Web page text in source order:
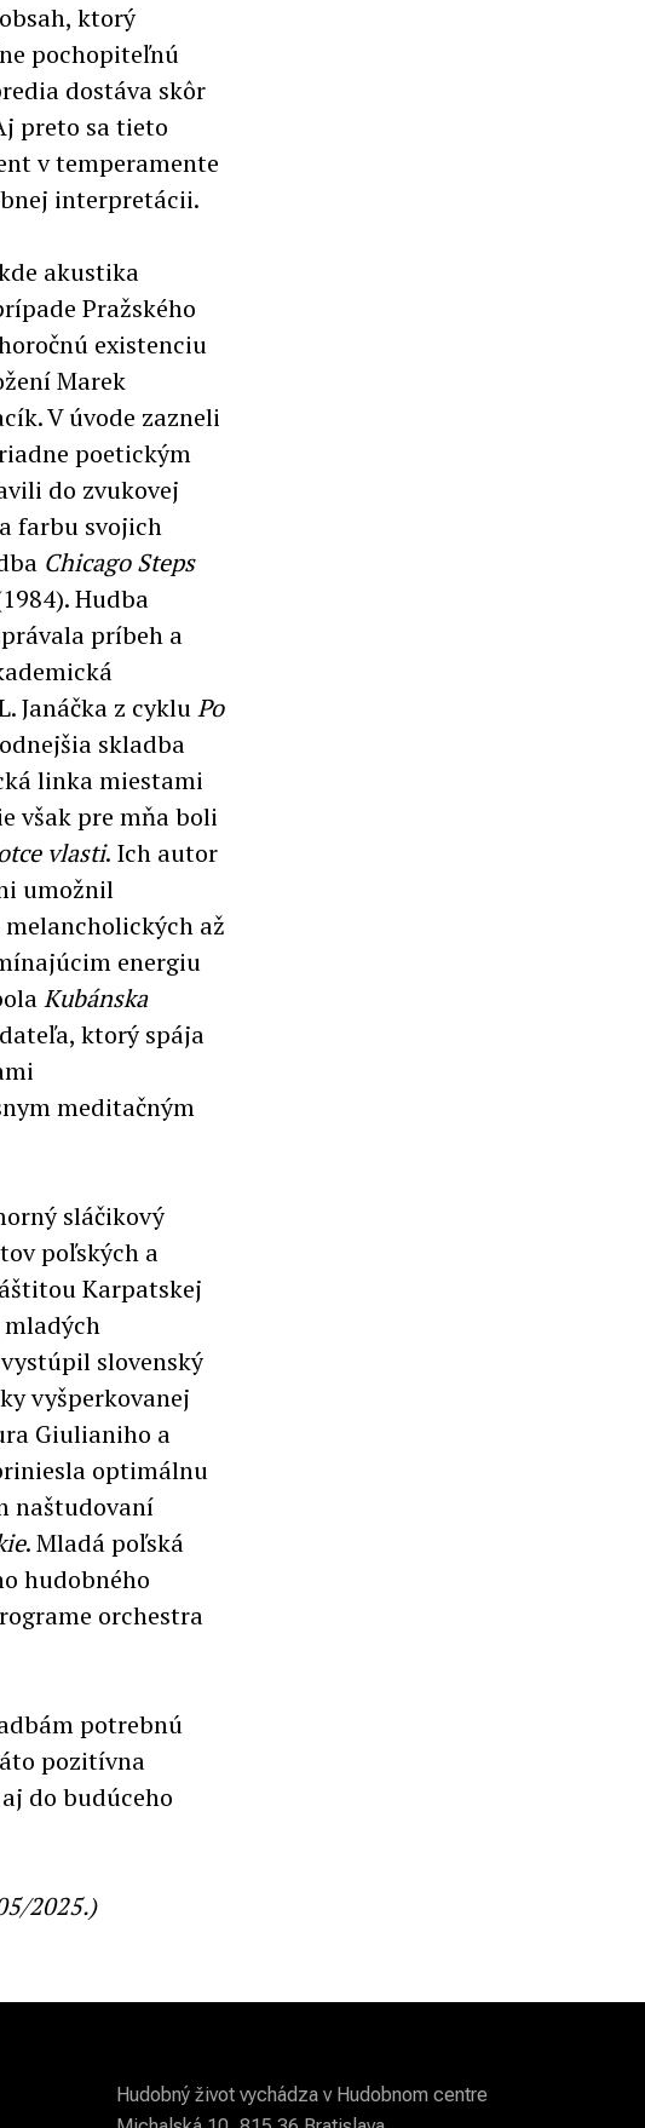
ktorý
pochopiteľnú
dostáva skôr
preto sa tieto
v temperamente
interpretácii.
akustika
Pražského
existenciu
Marek
V úvode zazneli
poetickým
do zvukovej
farbu svojich
Chicago Steps
Hudba
príbeh a
Janáčka z cykluPo
skladba
linka miestami
však pre mňa boli
vlasti. Ich autor
umožnil
až
energiu
Kubánska
ktorý spája
meditačným
sláčikový
poľských a
Karpatskej
slovenský
vyšperkovanej
Giulianiho a
optimálnu
naštudovaní
. Mladá poľská
hudobného
orchestra
potrebnú
pozitívna
do budúceho
2025.)
Hudobný život vychádza v Hudobnom centre